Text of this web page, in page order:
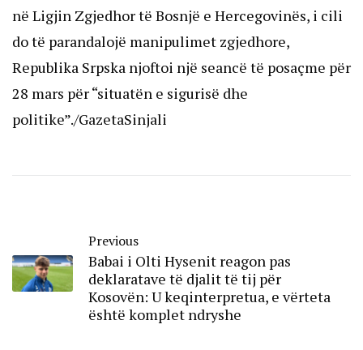
në Ligjin Zgjedhor të Bosnjë e Hercegovinës, i cili
do të parandalojë manipulimet zgjedhore,
Republika Srpska njoftoi një seancë të posaçme për
28 mars për “situatën e sigurisë dhe
politike”./GazetaSinjali
Previous
Babai i Olti Hysenit reagon pas
deklaratave të djalit të tij për
Kosovën: U keqinterpretua, e vërteta
është komplet ndryshe